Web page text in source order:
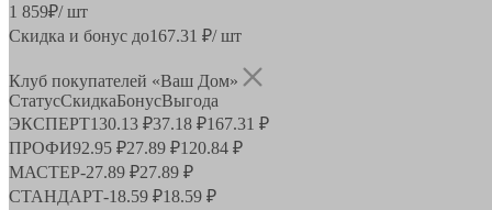
1 859₽/ шт
Скидка и бонус до167.31 ₽/ шт
Клуб покупателей «Ваш Дом»
СтатусСкидкаБонусВыгода
ЭКСПЕРТ130.13 ₽37.18 ₽167.31 ₽
ПРОФИ92.95 ₽27.89 ₽120.84 ₽
МАСТЕР-27.89 ₽27.89 ₽
СТАНДАРТ-18.59 ₽18.59 ₽